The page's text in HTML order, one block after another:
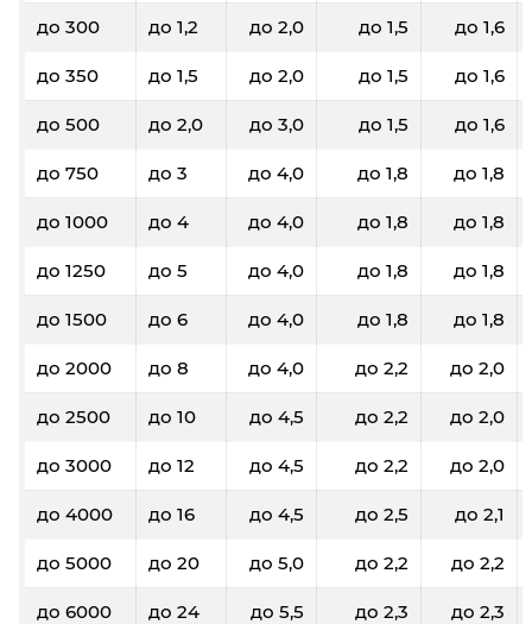
до 300 до 1,2 до 2,0 до 1,5 до 1,6
до 350 до 1,5 до 2,0 до 1,5 до 1,6
до 500 до 2,0 до 3,0 до 1,5 до 1,6
до 750 до 3 до 4,0 до 1,8 до 1,8
до 1000 до 4 до 4,0 до 1,8 до 1,8
до 1250 до 5 до 4,0 до 1,8 до 1,8
до 1500 до 6 до 4,0 до 1,8 до 1,8
до 2000 до 8 до 4,0 до 2,2 до 2,0
до 2500 до 10 до 4,5 до 2,2 до 2,0
до 3000 до 12 до 4,5 до 2,2 до 2,0
до 4000 до 16 до 4,5 до 2,5 до 2,1
до 5000 до 20 до 5,0 до 2,2 до 2,2
до 6000 до 24 до 5,5 до 2,3 до 2,3